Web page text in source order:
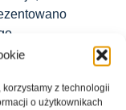
z technologii
o użytkownikach